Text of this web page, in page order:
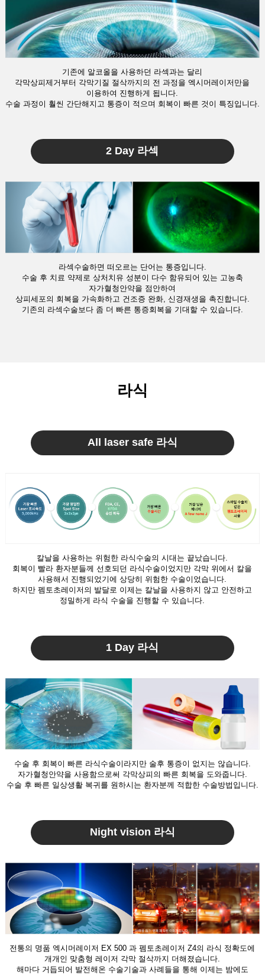
기존에 알코올을 사용하던 라섹과는 달리
각막상피제거부터 각막기질 절삭까지의 전 과정을 엑시머레이저만을
이용하여 진행하게 됩니다.
수술 과정이 훨씬 간단해지고 통증이 적으며 회복이 빠른 것이 특징입니다.
2 Day 라섹
라섹수술하면 떠오르는 단어는 통증입니다.
수술 후 치료 약제로 상처치유 성분이 다수 함유되어 있는 고농축
자가혈청안약을 점안하여
상피세포의 회복을 가속화하고 건조증 완화, 신경재생을 촉진합니다.
기존의 라섹수술보다 좀 더 빠른 통증회복을 기대할 수 있습니다.
라식
All laser safe 라식
칼날을 사용하는 위험한 라식수술의 시대는 끝났습니다.
회복이 빨라 환자분들께 선호되던 라식수술이었지만 각막 위에서 칼을
사용해서 진행되었기에 상당히 위험한 수술이었습니다.
하지만 펨토초레이저의 발달로 이제는 칼날을 사용하지 않고 안전하고
정밀하게 라식 수술을 진행할 수 있습니다.
1 Day 라식
수술 후 회복이 빠른 라식수술이라지만 술후 통증이 없지는 않습니다.
자가혈청안약을 사용함으로써 각막상피의 빠른 회복을 도와줍니다.
수술 후 빠른 일상생활 복귀를 원하시는 환자분께 적합한 수술방법입니다.
Night vision 라식
전통의 명품 엑시머레이저 EX 500 과 펨토초레이저 Z4의 라식 정확도에
개개인 맞춤형 레이저 각막 절삭까지 더해졌습니다.
해마다 거듭되어 발전해온 수술기술과 사례들을 통해 이제는 밤에도